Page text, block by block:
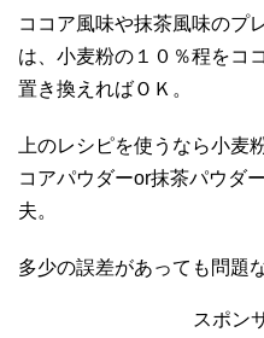
ココア風味や抹茶風味のプ
は、小麦粉の１０％程をコ
置き換えればＯＫ。
上のレシピを使うなら小麦
コアパウダーor抹茶パウダ
夫。
多少の誤差があっても問題
スポン